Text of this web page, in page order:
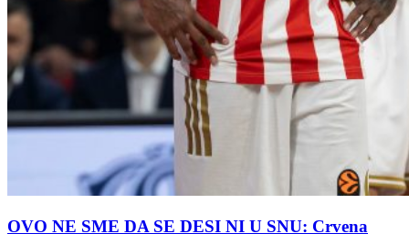
OVO NE SME DA SE DESI NI U SNU: Crvena